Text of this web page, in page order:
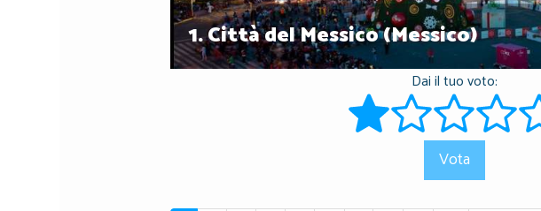
1.Città del Messico (Messico)
Dai il tuo voto:
Vota